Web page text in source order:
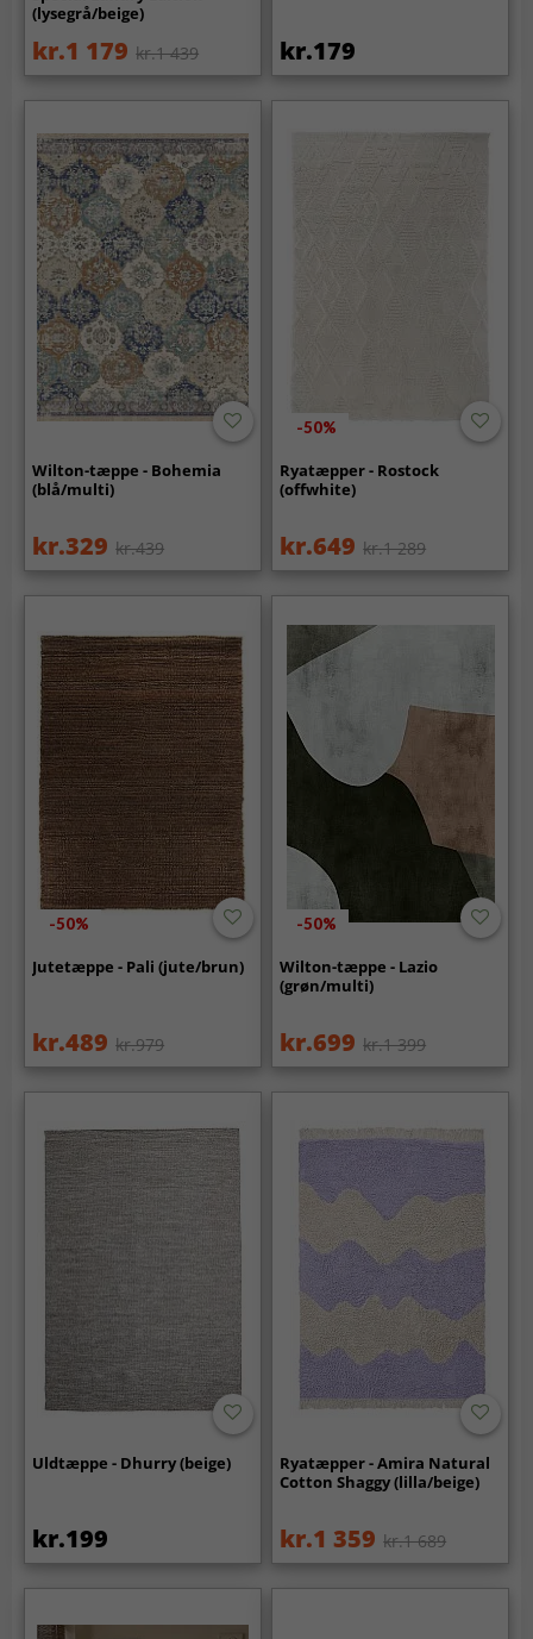
(lysegrå/beige)
kr.1 179 kr.1 439 kr.179
Wilton-tæppe - Bohemia
(blå/multi)
kr.329 kr.439
-50%
Ryatæpper - Rostock
(offwhite)
kr.649 kr.1 289
-50%
Jutetæppe - Pali (jute/brun)
kr.489 kr.979
-50%
Wilton-tæppe - Lazio
(grøn/multi)
kr.699 kr.1 399
Uldtæppe - Dhurry (beige)
kr.199
Ryatæpper - Amira Natural
Cotton Shaggy (lilla/beige)
kr.1 359 kr.1 689